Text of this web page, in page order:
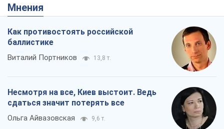
Мнения
Как противостоять российской
баллистике
Виталий Портников 13,8 т.
Несмотря на все, Киев выстоит. Ведь
сдаться значит потерять все
Ольга Айвазовская 9,6 т.